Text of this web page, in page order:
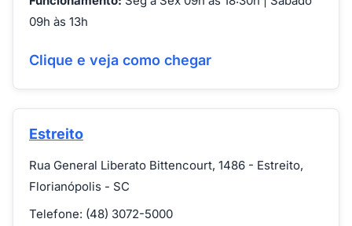
09h às 13h
Clique e veja como chegar
Estreito
Rua General Liberato Bittencourt, 1486 - Estreito,
Florianópolis - SC
Telefone: (48) 3072-5000